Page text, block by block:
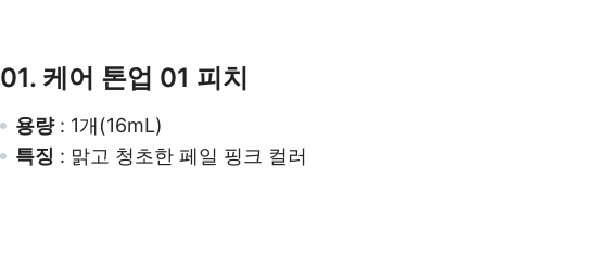
01. 케어 톤업 01 피치
용량: 1개(16mL)
특징 : 맑고 청초한 페일 핑크 컬러